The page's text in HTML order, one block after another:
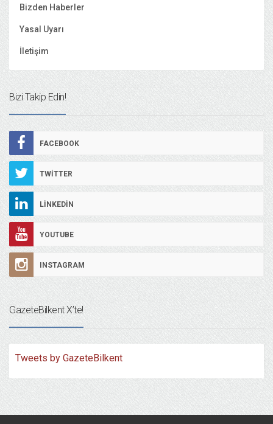
Bizden Haberler
Yasal Uyarı
İletişim
Bizi Takip Edin!
FACEBOOK
TWITTER
LINKEDIN
YOUTUBE
INSTAGRAM
GazeteBilkent X’te!
Tweets by GazeteBilkent